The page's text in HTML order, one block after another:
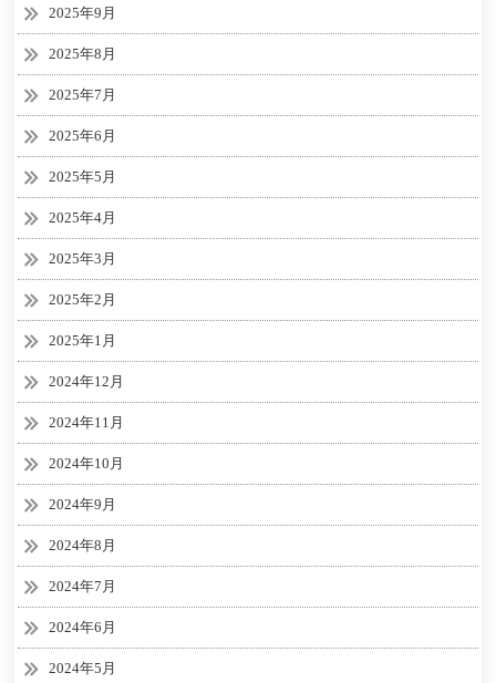
2025年9月
2025年8月
2025年7月
2025年6月
2025年5月
2025年4月
2025年3月
2025年2月
2025年1月
2024年12月
2024年11月
2024年10月
2024年9月
2024年8月
2024年7月
2024年6月
2024年5月